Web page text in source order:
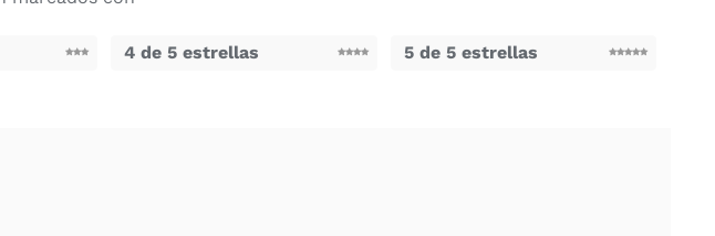
4 de 5 estrellas 5 de 5 estrellas